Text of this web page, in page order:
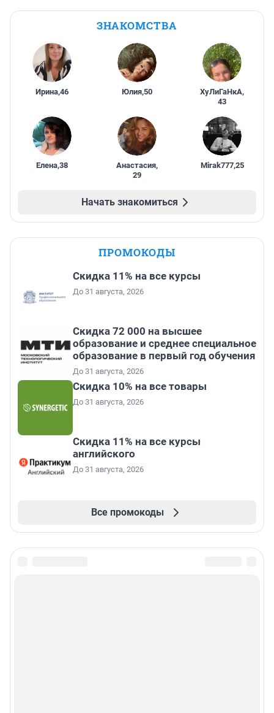
ЗНАКОМСТВА
Ирина,46 Юлия,50 ХуЛиГаНкА,
43
Елена,38 Анастасия,
29
Mirak777,25
Начать знакомиться
ПРОМОКОДЫ
Скидка 11% на все курсы
До 31 августа, 2026
Скидка 72 000 на высшее
образование и среднее специальное
образование в первый год обучения
До 31 августа, 2026
Скидка 10% на все товары
До 31 августа, 2026
Скидка 11% на все курсы
английского
До 31 августа, 2026
Все промокоды